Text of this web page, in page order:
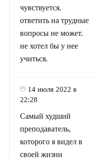
чувствуется.
ответить на трудные
вопросы не может.
не хотел бы у нее
учиться.
14 июля 2022 в
22:28
Самый худший
преподаватель,
которого я видел в
своей жизни